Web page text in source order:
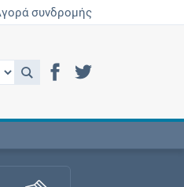
συνδρομής